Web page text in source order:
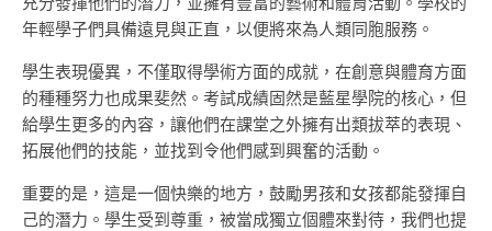
年輕學子們具備遠見與正直，以便將來為人類同胞服務。
學生表現優異，不僅取得學術方面的成就，在創意與體育方面
的種種努力也成果斐然。考試成績固然是藍星學院的核心，但
給學生更多的內容，讓他們在課堂之外擁有出類拔萃的表現、
拓展他們的技能，並找到令他們感到興奮的活動。
重要的是，這是一個快樂的地方，鼓勵男孩和女孩都能發揮自
己的潛力。學生受到尊重，被當成獨立個體來對待，我們也提